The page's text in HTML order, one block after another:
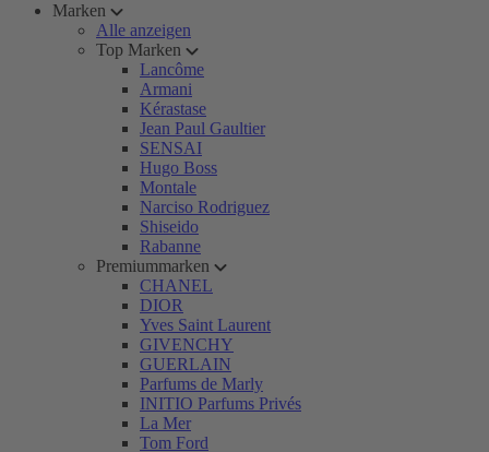
Marken
Alle anzeigen
Top Marken
Lancôme
Armani
Kérastase
Jean Paul Gaultier
SENSAI
Hugo Boss
Montale
Narciso Rodriguez
Shiseido
Rabanne
Premiummarken
CHANEL
DIOR
Yves Saint Laurent
GIVENCHY
GUERLAIN
Parfums de Marly
INITIO Parfums Privés
La Mer
Tom Ford